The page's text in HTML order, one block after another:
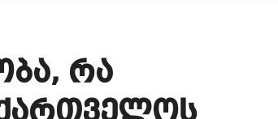
შექმნან მდინარაძის
გარშემო — COVID-19-ის
ოპოზიციური ტელევიზიებით
რა